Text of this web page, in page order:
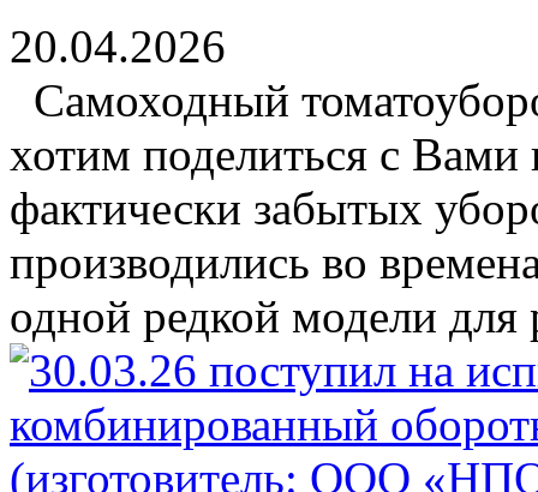
20.04.2026
Самоходный
хотим поделиться с
фактически забытых
производились во
одной редкой модели для